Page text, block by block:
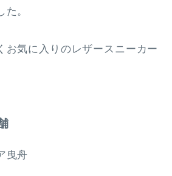
。
お気に入りのレザースニーカー
曳舟